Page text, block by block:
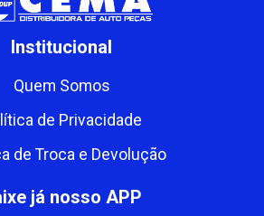
Institucional
Quem Somos
de Privacidade
de Troca e Devolução
já nosso APP